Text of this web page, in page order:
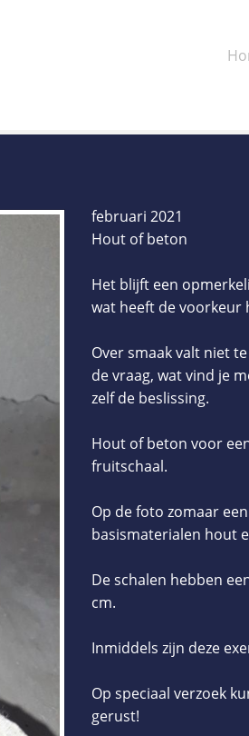
februari 2021
Hout of beton
Het blijft een
wat heeft de voorkeur
Over smaak valt niet
de vraag, wat vind je
zelf de beslissing.
Hout of beton voor
fruitschaal.
Op de foto zomaar
basismaterialen hout
De schalen hebben
cm.
Inmiddels zijn deze
Op speciaal verzoek
gerust!